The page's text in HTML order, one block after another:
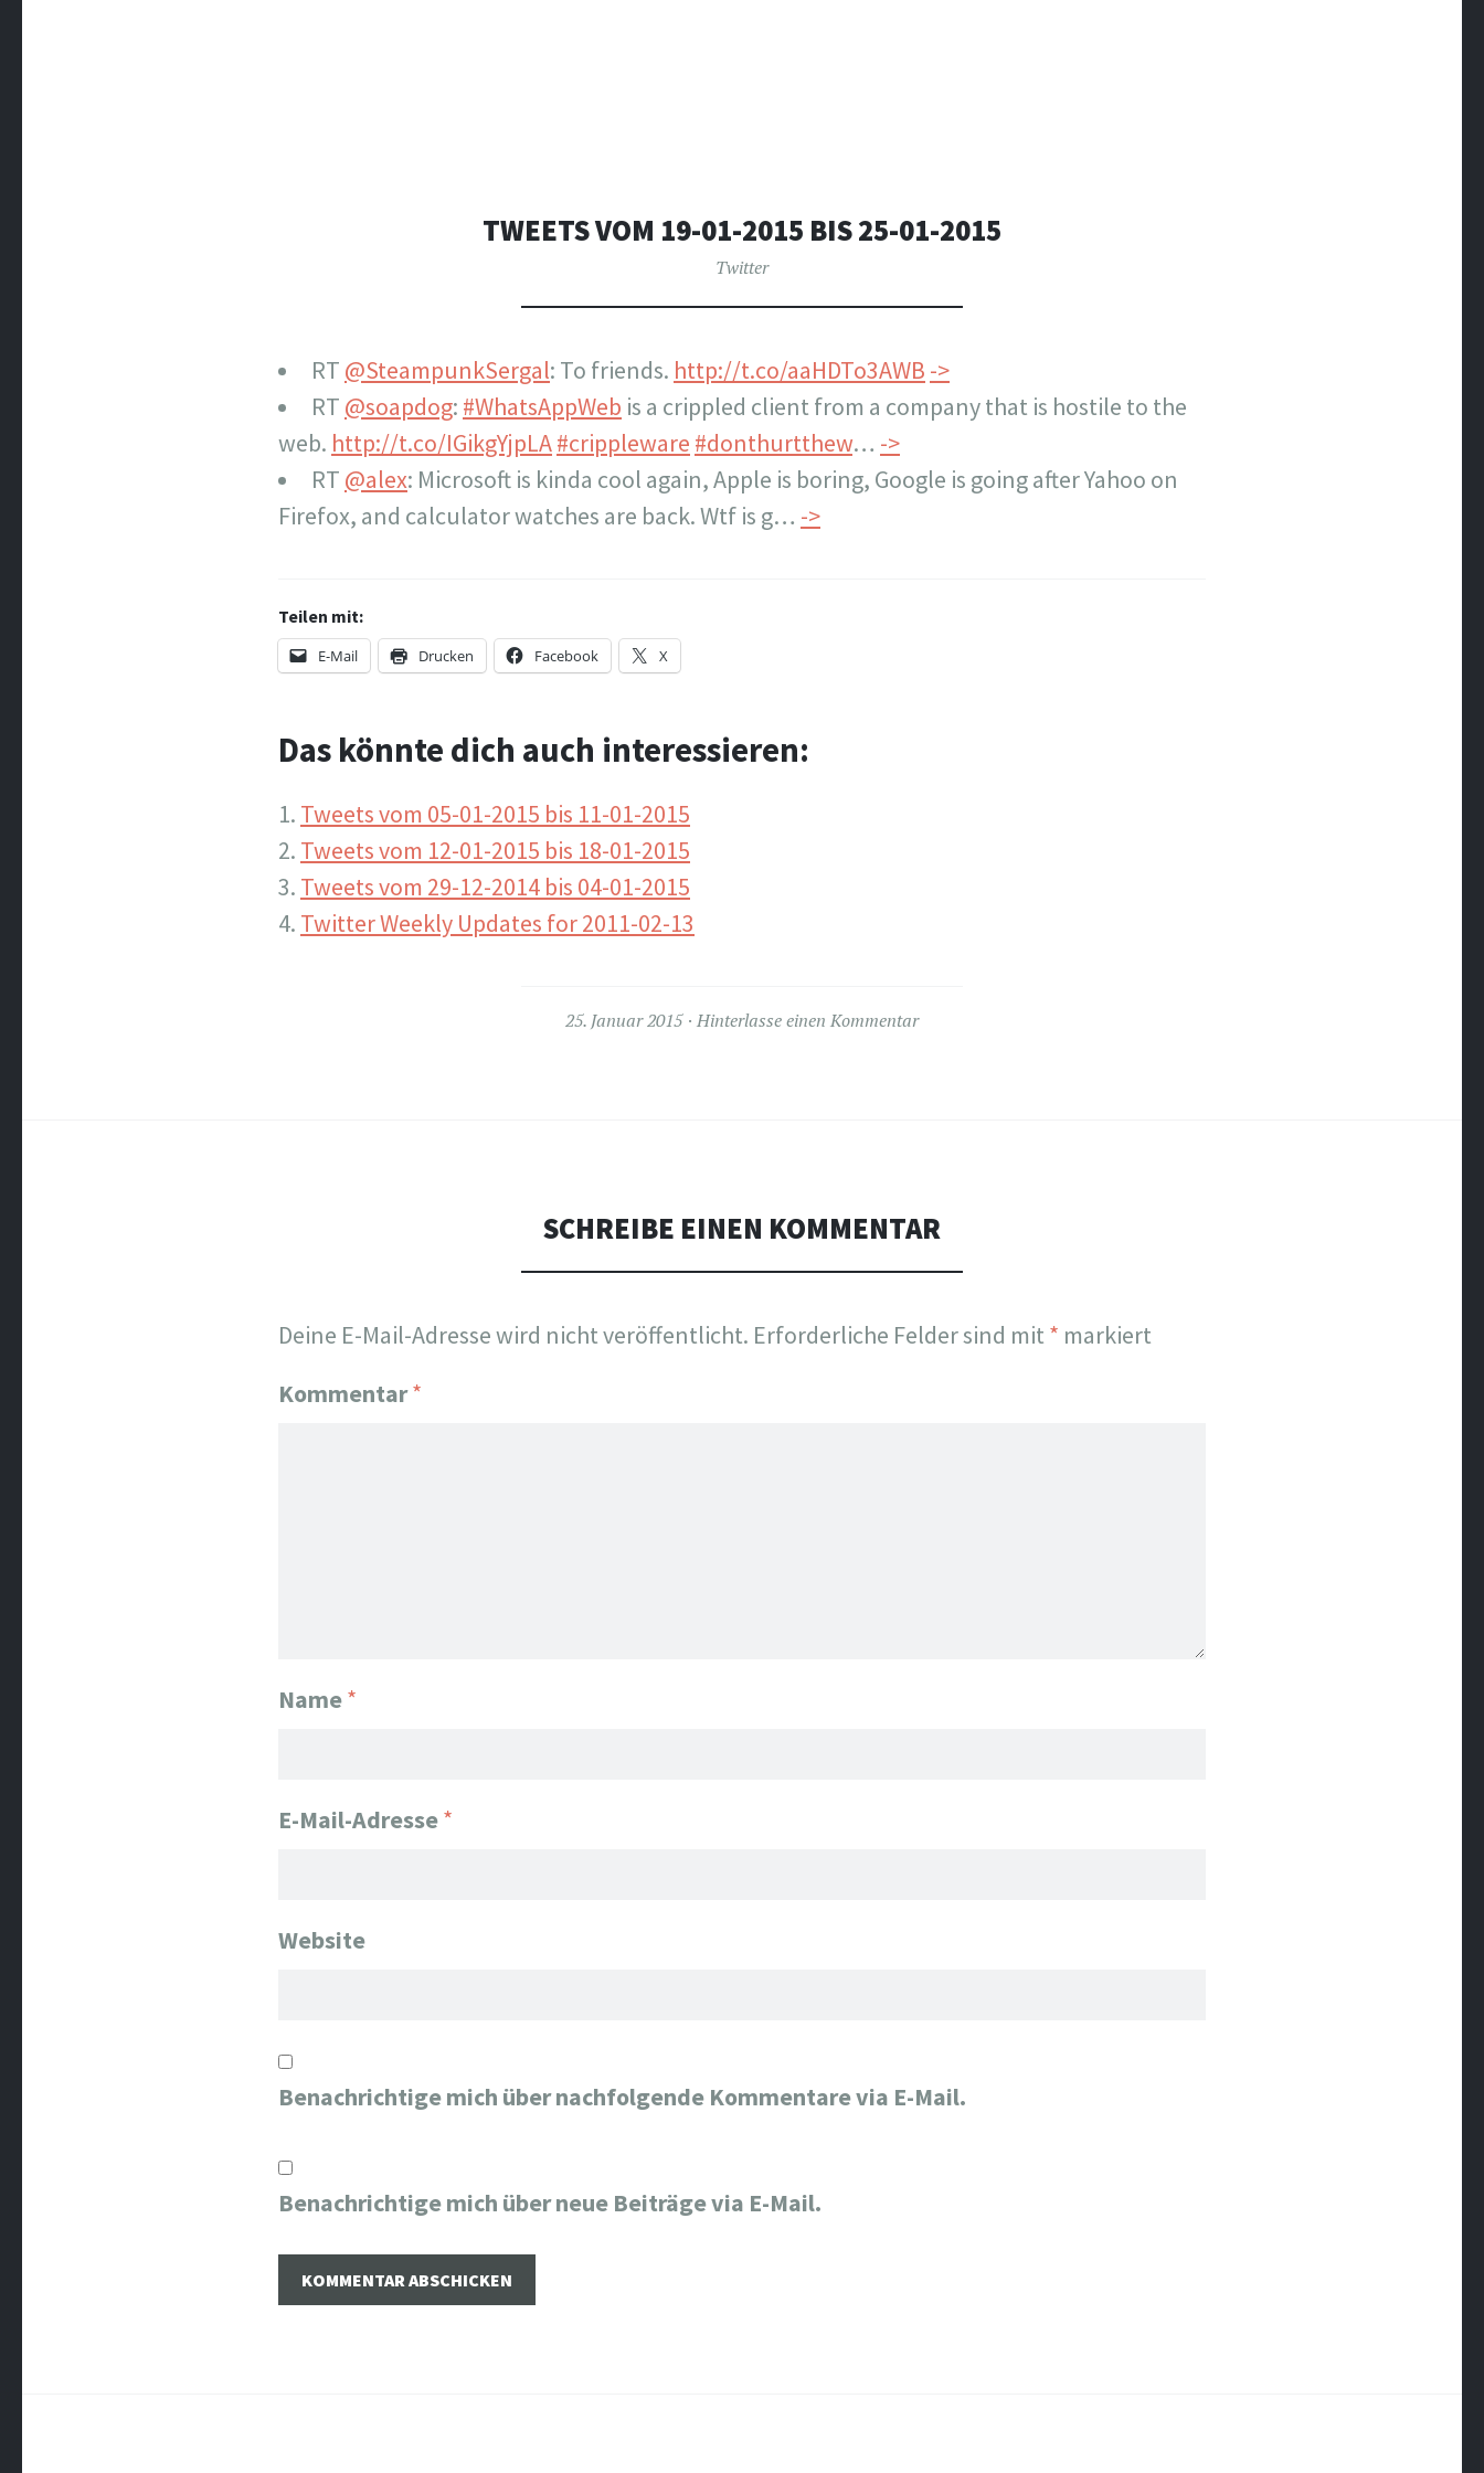
TWEETS VOM 19-01-2015 BIS 25-01-2015
Twitter
RT @SteampunkSergal: To friends. http://t.co/aaHDTo3AWB ->
RT @soapdog: #WhatsAppWeb is a crippled client from a company that is hostile to the
web. http://t.co/IGikgYjpLA#crippleware #donthurtthew… ->
RT @alex: Microsoft is kinda cool again, Apple is boring, Google is going after Yahoo on
Firefox, and calculator watches are back. Wtf is g… ->
Teilen mit:
E-Mail Drucken Facebook X
Das könnte dich auch interessieren:
Tweets vom 05-01-2015 bis 11-01-2015
Tweets vom 12-01-2015 bis 18-01-2015
Tweets vom 29-12-2014 bis 04-01-2015
Twitter Weekly Updates for 2011-02-13
25. Januar 2015 Hinterlasse einen Kommentar
SCHREIBE EINEN KOMMENTAR
Deine E-Mail-Adresse wird nicht veröffentlicht. Erforderliche Felder sind mit * markiert
Kommentar*
Name*
E-Mail-Adresse*
Website
Benachrichtige mich über nachfolgende Kommentare via E-Mail.
Benachrichtige mich über neue Beiträge via E-Mail.